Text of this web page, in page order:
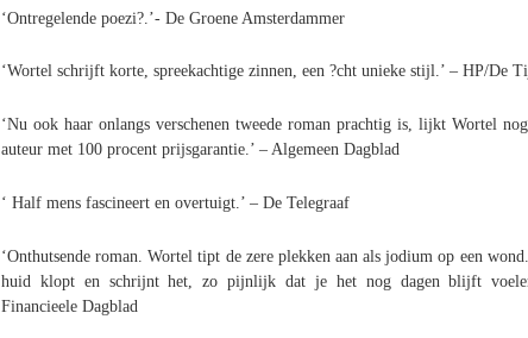
‘Ontregelende poezi?.’- De Groene Amsterdammer
‘Wortel schrijft korte, spreekachtige zinnen, een ?cht unieke stijl.’ – HP/De
‘Nu ook haar onlangs verschenen tweede roman prachtig is, lijkt Wortel
auteur met 100 procent prijsgarantie.’ – Algemeen Dagblad
‘ Half mens fascineert en overtuigt.’ – De Telegraaf
‘Onthutsende roman. Wortel tipt de zere plekken aan als jodium op een
huid klopt en schrijnt het, zo pijnlijk dat je het nog dagen blijft
Financieele Dagblad